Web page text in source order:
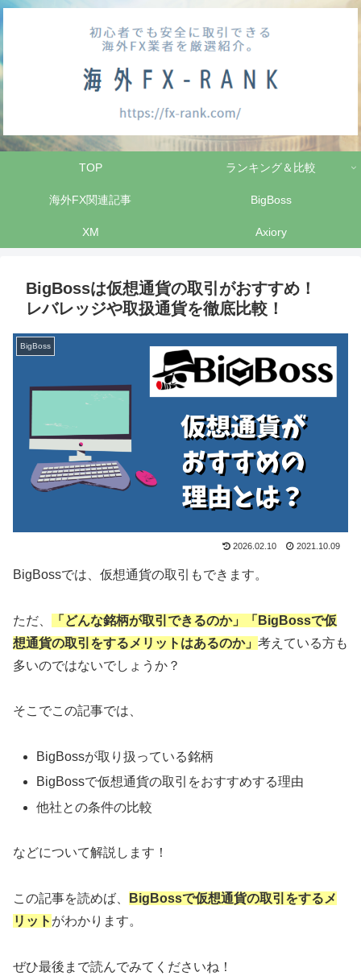
TOP ランキング＆比較
海外FX関連記事 BigBoss
XM Axiory
BigBossは仮想通貨の取引がおすすめ！
レバレッジや取扱通貨を徹底比較！
BigBoss
2026.02.10 2021.10.09
BigBossでは、仮想通貨の取引もできます。
ただ、
「どんな銘柄が取引できるのか」「BigBossで仮
想通貨の取引をするメリットはあるのか」 考えている方も
多いのではないでしょうか？
そこでこの記事では、
BigBossが取り扱っている銘柄
BigBossで仮想通貨の取引をおすすめする理由
他社との条件の比較
などについて解説します！
この記事を読めば、
BigBossで仮想通貨の取引をするメ
リット がわかります。
ぜひ最後まで読んでみてくださいね！